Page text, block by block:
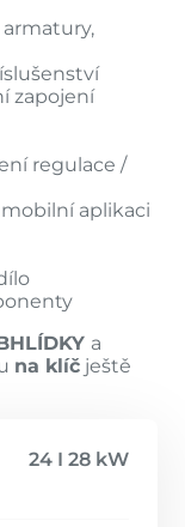
zapojení
regulace /
aplikaci
a
na klíč ještě
24 I 28 kW